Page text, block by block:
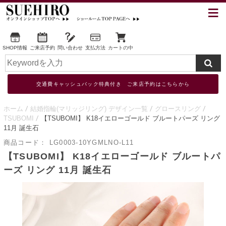
SHOP情報 ご来店予約 問い合わせ 支払方法 カートの中
交通費キャッシュバック特典付き ご来店予約はこちらから
ホーム 結婚指輪(マリッジリング) デザイン一覧
グロースリング
TSUBOMI
【TSUBOMI】 K18イエローゴールド ブルートパーズ リング
11月 誕生石
商品コード：
LG0003-10YGMLNO-L11
【TSUBOMI】 K18イエローゴールド ブルートパ
ーズ リング 11月 誕生石